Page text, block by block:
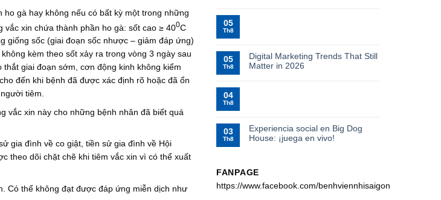
gà hay không nếu có bất kỳ một trong những
vắc xin chứa thành phần ho gà: sốt cao ≥ 400C
giống sốc (giai đoạn sốc nhược – giảm đáp ứng)
kèm theo sốt xảy ra trong vòng 3 ngày sau
giai đoạn sớm, cơn động kinh không kiểm
đến khi bệnh đã được xác định rõ hoặc đã ổn
tiêm.
vắc xin này cho những bệnh nhân đã biết quá
gia đình về co giật, tiền sử gia đình về Hội
theo dõi chặt chẽ khi tiêm vắc xin vì có thể xuất
Có thể không đạt được đáp ứng miễn dịch như
05
Th8
05
Th8
Digital Marketing Trends That Still
Matter in 2026
04
Th8
03
Th8
Experiencia social en Big Dog
House: ¡juega en vivo!
FANPAGE
https://www.facebook.com/benhviennhisaigon